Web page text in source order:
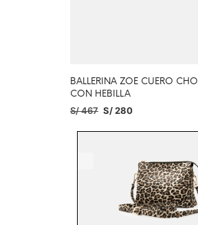
BALLERINA ZOE CUERO
CON HEBILLA
S/467 S/280
SELECCIONAR OPCIONES